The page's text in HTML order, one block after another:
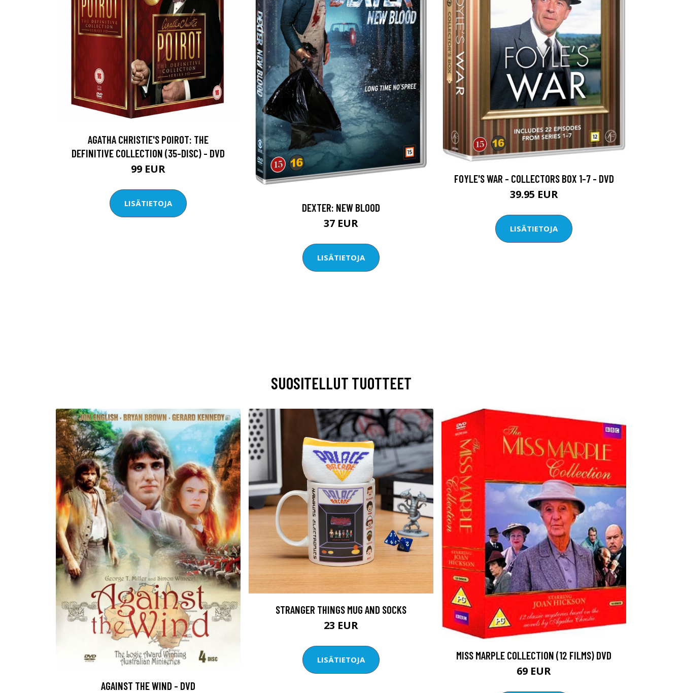
AGATHA CHRISTIE'S POIROT: THE
DEFINITIVE COLLECTION (35-DISC) - DVD
99 EUR
LISÄTIETOJA DEXTER: NEW BLOOD
37 EUR
LISÄTIETOJA
FOYLE'S WAR - COLLECTORS BOX 1-7 - DVD
39.95 EUR
LISÄTIETOJA
SUOSITELLUT TUOTTEET
AGAINST THE WIND - DVD
STRANGER THINGS MUG AND SOCKS
23 EUR
LISÄTIETOJA MISS MARPLE COLLECTION (12 FILMS) DVD
69 EUR